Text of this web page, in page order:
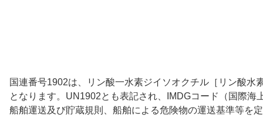
国連番号1902は、リン酸一水素ジイソオクチル［リン酸水
となります。UN1902とも表記され、IMDGコード（国際海
船舶運送及び貯蔵規則、船舶による危険物の運送基準等を